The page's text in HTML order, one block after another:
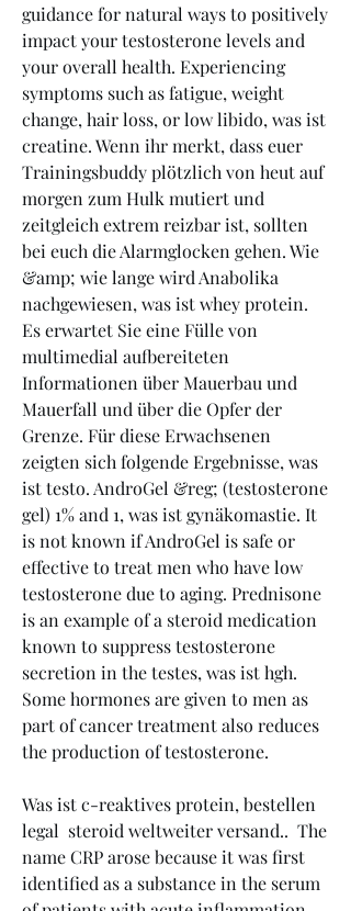
guidance for natural ways to positively
impact your testosterone levels and
your overall health. Experiencing
symptoms such as fatigue, weight
change, hair loss, or low libido, was ist
creatine. Wenn ihr merkt, dass euer
Trainingsbuddy plötzlich von heut auf
morgen zum Hulk mutiert und
zeitgleich extrem reizbar ist, sollten
bei euch die Alarmglocken gehen. Wie
&amp; wie lange wird Anabolika
nachgewiesen, was ist whey protein.
Es erwartet Sie eine Fülle von
multimedial aufbereiteten
Informationen über Mauerbau und
Mauerfall und über die Opfer der
Grenze. Für diese Erwachsenen
zeigten sich folgende Ergebnisse, was
ist testo. AndroGel &reg; (testosterone
gel) 1% and 1, was ist gynäkomastie. It
is not known if AndroGel is safe or
effective to treat men who have low
testosterone due to aging. Prednisone
is an example of a steroid medication
known to suppress testosterone
secretion in the testes, was ist hgh.
Some hormones are given to men as
part of cancer treatment also reduces
the production of testosterone.
Was ist c-reaktives protein, bestellen
legal  steroid weltweiter versand..  The
name CRP arose because it was first
identified as a substance in the serum